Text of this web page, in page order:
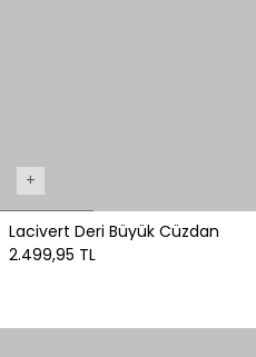
+
Lacivert Deri Büyük Cüzdan
2.499,95 TL